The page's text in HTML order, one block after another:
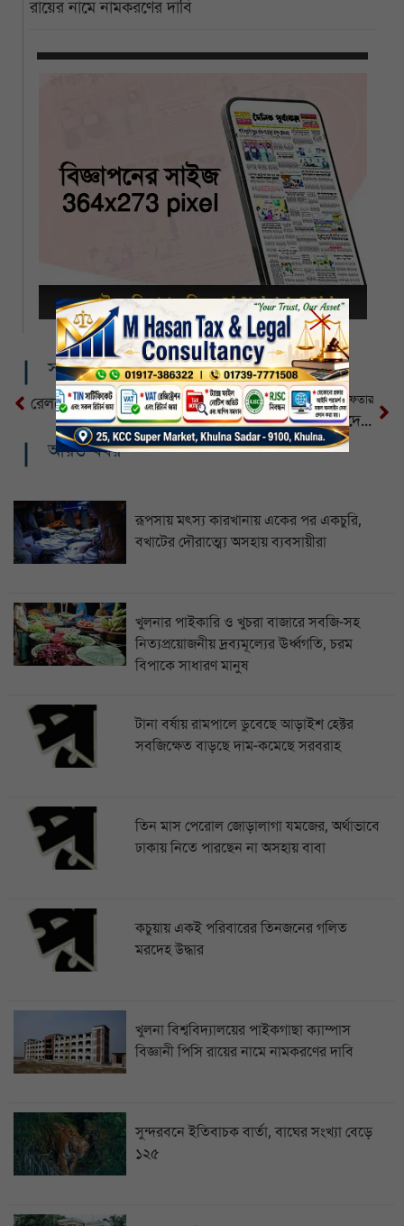
রায়ের নামে নামকরণের দাবি
সম্পর্কিত খবর
রেলকে লোকসানি প্রতিষ্ঠান দেখতে চায় না সরকার: রেলমন্ত্রী সাবেক ব্রিটিশ রাজপুত্র অ্যান্ড্রু গ্রেফতার
উৎসব ভাতা নিয়ে শিক্ষকদের বড় সুখবর
আরও খবর
রূপসায় মৎস্য কারখানায় একের পর একচুরি,
বখাটের দৌরাত্ম্যে অসহায় ব্যবসায়ীরা
খুলনার পাইকারি ও খুচরা বাজারে সবজি-সহ
নিত্যপ্রয়োজনীয় দ্রব্যমূল্যের ঊর্ধ্বগতি, চরম
বিপাকে সাধারণ মানুষ
টানা বর্ষায় রামপালে ডুবেছে আড়াইশ হেক্টর
সবজিক্ষেত বাড়ছে দাম-কমেছে সরবরাহ
তিন মাস পেরোল জোড়ালাগা যমজের, অর্থাভাবে
ঢাকায় নিতে পারছেন না অসহায় বাবা
কচুয়ায় একই পরিবারের তিনজনের গলিত
মরদেহ উদ্ধার
খুলনা বিশ্ববিদ্যালয়ের পাইকগাছা ক্যাম্পাস
বিজ্ঞানী পিসি রায়ের নামে নামকরণের দাবি
সুন্দরবনে ইতিবাচক বার্তা, বাঘের সংখ্যা বেড়ে
১২৫